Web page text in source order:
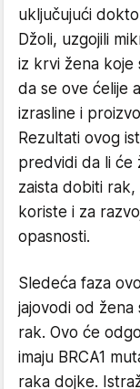
uključujući
Džoli, uzgojili
iz krvi žena koje
da se ove ćelije
izrasline i
Rezultati ovog
predvidi da li će
zaista dobiti rak,
koriste i za
opasnosti.
Sledeća faza
jajovodi od žena
rak. Ovo će
imaju BRCA1
raka dojke.